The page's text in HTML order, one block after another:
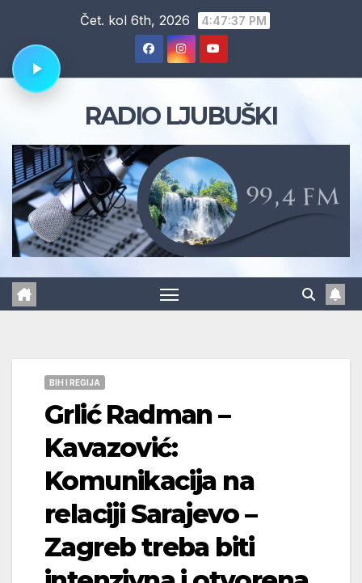
content
Čet. kol 6th, 2026 4:47:37 PM
RADIO LJUBUŠKI
BIH I REGIJA
Grlić Radman –
Kavazović:
Komunikacija na
relaciji Sarajevo –
Zagreb treba biti